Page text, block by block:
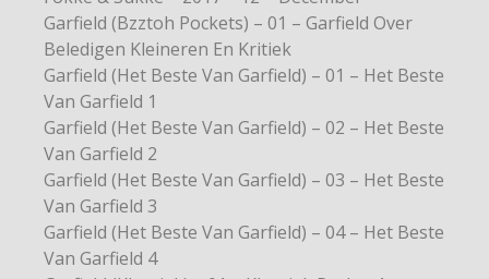
Garfield (Bzztoh Pockets) – 01 – Garfield Over
Beledigen Kleineren En Kritiek
Garfield (Het Beste Van Garfield) – 01 – Het Beste
Van Garfield 1
Garfield (Het Beste Van Garfield) – 02 – Het Beste
Van Garfield 2
Garfield (Het Beste Van Garfield) – 03 – Het Beste
Van Garfield 3
Garfield (Het Beste Van Garfield) – 04 – Het Beste
Van Garfield 4